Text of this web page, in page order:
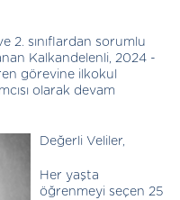
2. sınıflardan sorumlu
Kalkandelenli, 2024 -
görevine ilkokul
olarak devam
Değerli Veliler,
Her yaşta
öğrenmeyi seçen 25